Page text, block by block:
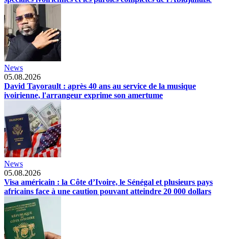
News
05.08.2026
David Tayorault : après 40 ans au service de la musique
ivoirienne, l'arrangeur exprime son amertume
News
05.08.2026
Visa américain : la Côte d’Ivoire, le Sénégal et plusieurs pays
africains face à une caution pouvant atteindre 20 000 dollars